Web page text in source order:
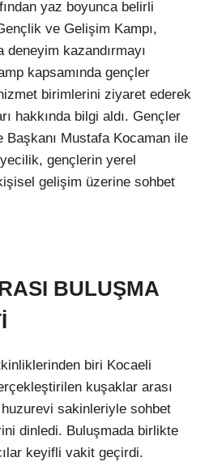
yaz boyunca belirli
ve Gelişim Kampı,
kazandırmayı
kapsamında gençler
birimlerini ziyaret ederek
hakkında bilgi aldı. Gençler
Başkanı Mustafa Kocaman ile
gençlerin yerel
gelişim üzerine sohbet
BULUŞMA
biri Kocaeli
kuşaklar arası
sakinleriyle sohbet
dinledi. Buluşmada birlikte
keyifli vakit geçirdi.